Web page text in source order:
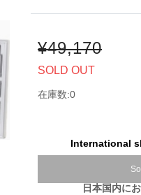
¥49,170
SOLD OUT
在庫数:0
International
日本国内に